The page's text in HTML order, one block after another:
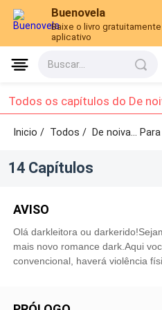
Buenovela
Baixe o livro gratuitamente
aplicativo
Buscar...
Inicio / Todos/De noiva...
14 Capítulos
AVISO
Olá darkleitora ou
mais novo romance dark.Aqui
convencional, haverá violência
palavras inapropriadas e
enredo, então sugiro que nem